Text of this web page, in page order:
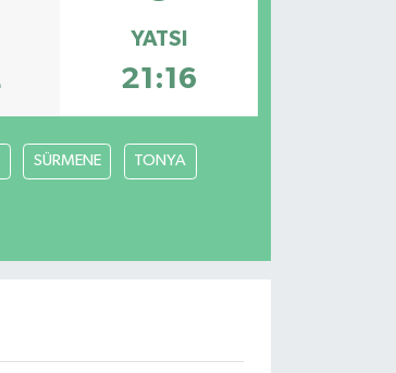
YATSI
21:16
SÜRMENE TONYA